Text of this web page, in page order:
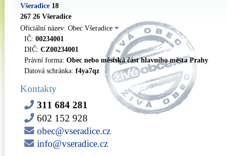
Všeradice 18
267 26 Všeradice
Oficiální název: Obec Všeradice
IČ: 00234001
DIČ: CZ00234001
Právní forma: Obec nebo městská část hlavního města Prahy
Datová schránka: f4ya7qz
Kontakty
311 684 281
602 152 928
obec@vseradice.cz
info@vseradice.cz